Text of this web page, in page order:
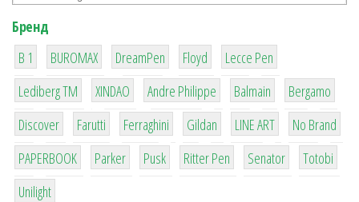
Бренд
B 1
1
BUROMAX
1
DreamPen
2
Floyd
2
Lecce Pen
3
Lediberg ТМ
3
XINDAO
1
Andre Philippe
4
Balmain
26
Bergamo
64
Discover
299
Farutti
4
Ferraghini
42
Gildan
4
LINE ART
90
No Brand
8
PAPERBOOK
6
Parker
2
Pusk
22
Ritter Pen
15
Senator
43
Totobi
1
Unilight